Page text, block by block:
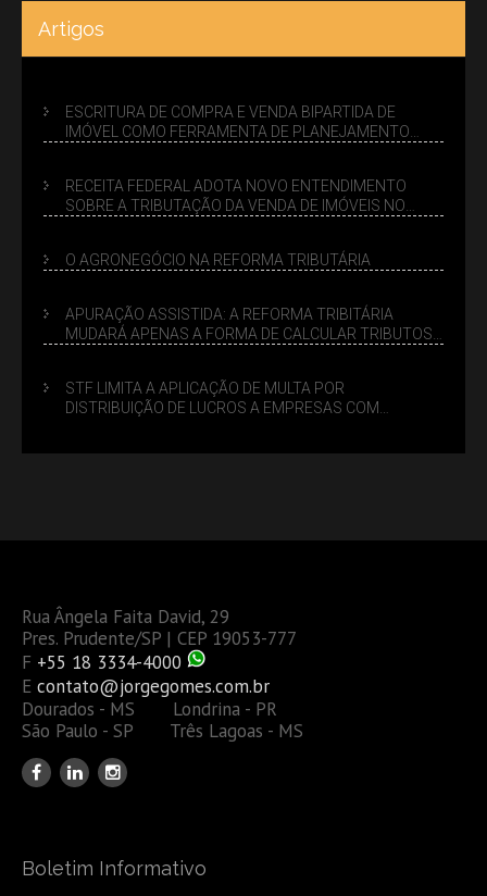
Artigos
ESCRITURA DE COMPRA E VENDA BIPARTIDA DE
IMÓVEL COMO FERRAMENTA DE PLANEJAMENTO
RECEITA FEDERAL ADOTA NOVO ENTENDIMENTO
SOBRE A TRIBUTAÇÃO DA VENDA DE IMÓVEIS NO
O AGRONEGÓCIO NA REFORMA TRIBUTÁRIA
APURAÇÃO ASSISTIDA: A REFORMA TRIBITÁRIA
MUDARÁ APENAS A FORMA DE CALCULAR TRIBUTOS
STF LIMITA A APLICAÇÃO DE MULTA POR
DISTRIBUIÇÃO DE LUCROS A EMPRESAS COM
Rua Ângela Faita David, 29
Pres. Prudente/SP | CEP 19053-777
F +55 18 3334-4000
E contato@jorgegomes.com.br
Dourados - MS Londrina - PR
São Paulo - SP Três Lagoas - MS
Boletim Informativo